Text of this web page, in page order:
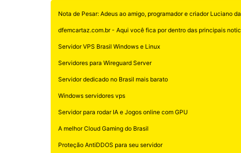
Nota de Pesar: Adeus ao amigo, programador e criador Luciano
dfemcartaz.com.br - Aqui você fica por dentro das principais
Servidor VPS Brasil Windows e Linux
Servidores para Wireguard Server
Servidor dedicado no Brasil mais barato
Windows servidores vps
Servidor para rodar IA e Jogos online com GPU
A melhor Cloud Gaming do Brasil
Proteção AntiDDOS para seu servidor